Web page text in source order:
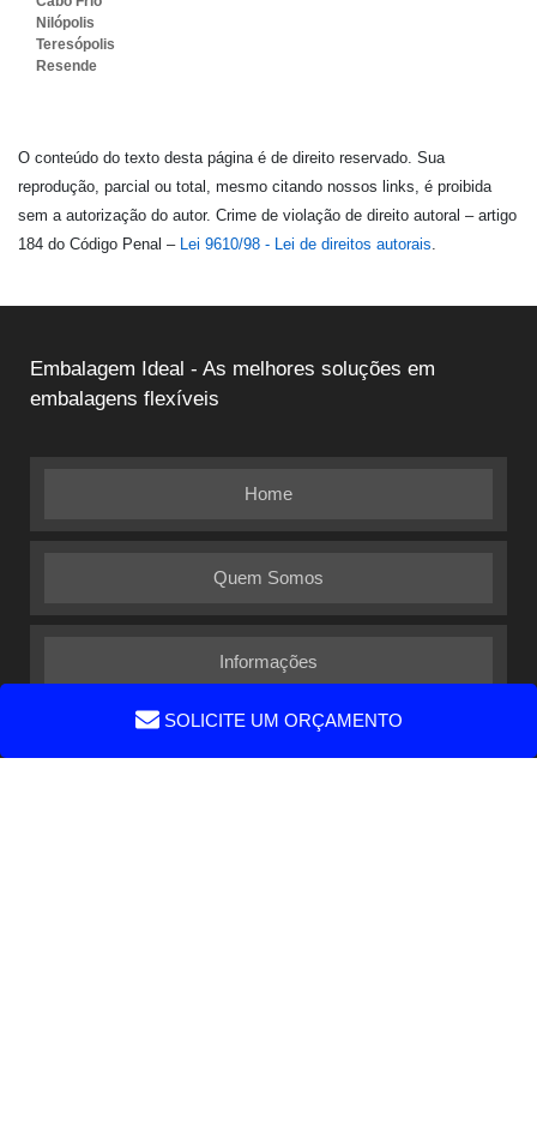
SOLICITE UM ORÇAMENTO
Nilópolis
Teresópolis
Resende
O conteúdo do texto desta página é de direito reservado. Sua
reprodução, parcial ou total, mesmo citando nossos links, é proibida
sem a autorização do autor. Crime de violação de direito autoral – artigo
184 do Código Penal – Lei 9610/98 - Lei de direitos autorais.
Embalagem Ideal - As melhores soluções em
embalagens flexíveis
Home
Quem Somos
Informações